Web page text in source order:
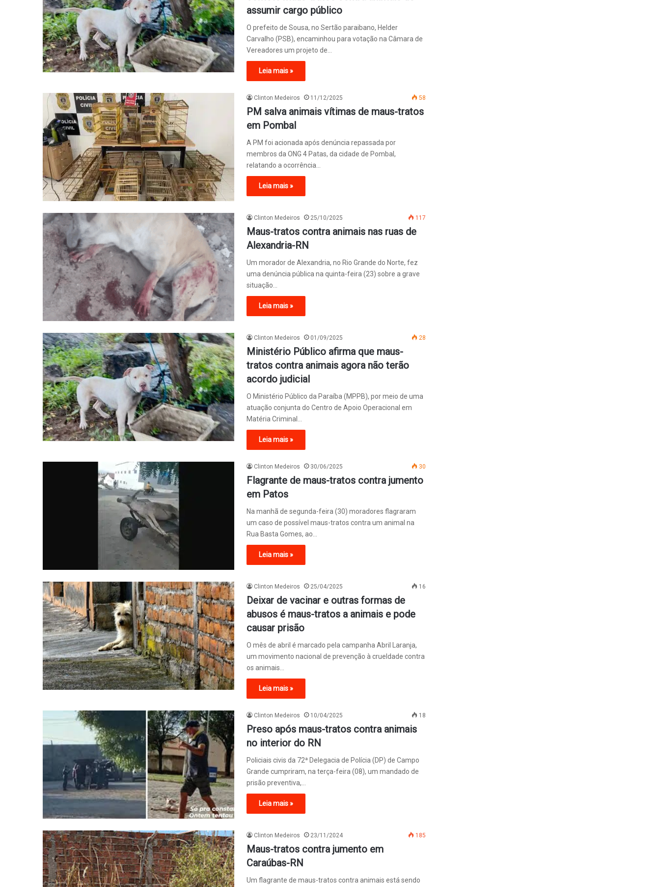
assumir cargo público
O prefeito de Sousa, no Sertão paraibano, Helder
Carvalho (PSB), encaminhou para votação na Câmara de
Vereadores um projeto de…
Leia mais »
Clinton Medeiros 11/12/2025 58
PM salva animais vítimas de maus-tratos
em Pombal
A PM foi acionada após denúncia repassada por
membros da ONG 4 Patas, da cidade de Pombal,
relatando a ocorrência…
Leia mais »
Clinton Medeiros 25/10/2025 117
Maus-tratos contra animais nas ruas de
Alexandria-RN
Um morador de Alexandria, no Rio Grande do Norte, fez
uma denúncia pública na quinta-feira (23) sobre a grave
situação…
Leia mais »
Clinton Medeiros 01/09/2025 28
Ministério Público afirma que maus-
tratos contra animais agora não terão
acordo judicial
O Ministério Público da Paraíba (MPPB), por meio de uma
atuação conjunta do Centro de Apoio Operacional em
Matéria Criminal…
Leia mais »
Clinton Medeiros 30/06/2025 30
Flagrante de maus-tratos contra jumento
em Patos
Na manhã de segunda-feira (30) moradores flagraram
um caso de possível maus-tratos contra um animal na
Rua Basta Gomes, ao…
Leia mais »
Clinton Medeiros 25/04/2025 16
Deixar de vacinar e outras formas de
abusos é maus-tratos a animais e pode
causar prisão
O mês de abril é marcado pela campanha Abril Laranja,
um movimento nacional de prevenção à crueldade contra
os animais…
Leia mais »
Clinton Medeiros 10/04/2025 18
Preso após maus-tratos contra animais
no interior do RN
Policiais civis da 72ª Delegacia de Polícia (DP) de Campo
Grande cumpriram, na terça-feira (08), um mandado de
prisão preventiva,…
Leia mais »
Clinton Medeiros 23/11/2024 185
Maus-tratos contra jumento em
Caraúbas-RN
Um flagrante de maus-tratos contra animais está sendo